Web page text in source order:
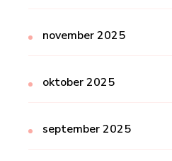
november 2025
oktober 2025
september 2025